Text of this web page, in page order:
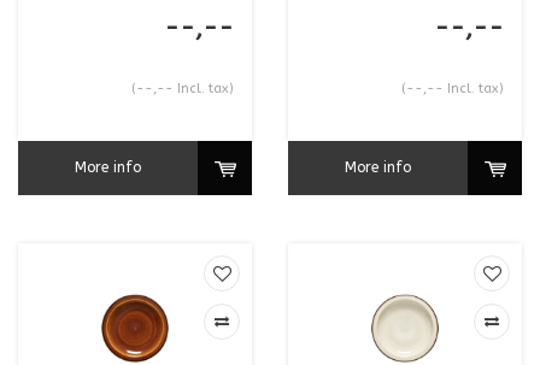
--,--
(--,-- Incl. tax)
More info
--,--
(--,-- Incl. tax)
More info